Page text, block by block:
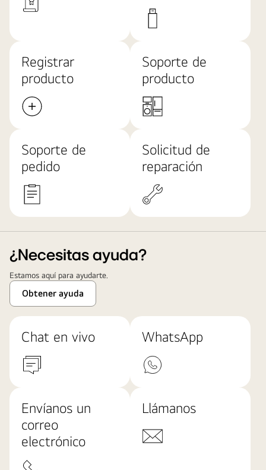
Registrar
producto
Soporte de
producto
Soporte de
pedido
Solicitud de
reparación
¿Necesitas ayuda?
Estamos aquí para ayudarte.
Obtener ayuda
Chat en vivo WhatsApp
Envíanos un
correo
electrónico
Llámanos